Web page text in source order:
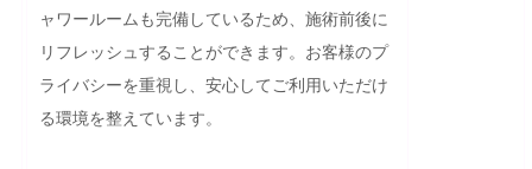
ャワールームも完備しているため、施術前後に
リフレッシュすることができます。お客様のプ
ライバシーを重視し、安心してご利用いただけ
る環境を整えています。